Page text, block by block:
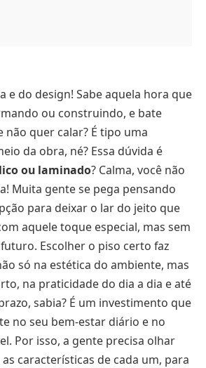
e do design! Sabe aquela hora que
ou construindo, e bate
não quer calar? É tipo uma
da obra, né? Essa dúvida é
ou laminado? Calma, você não
Muita gente se pega pensando
para deixar o lar do jeito que
aquele toque especial, mas sem
Escolher o piso certo faz
só na estética do ambiente, mas
na praticidade do dia a dia e até
sabia? É um investimento que
no seu bem-estar diário e no
Por isso, a gente precisa olhar
características de cada um, para